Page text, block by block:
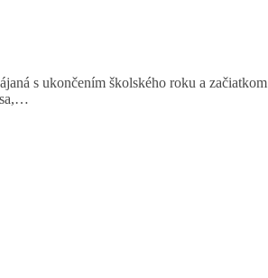
s ukončením školského roku a začiatkom
sa,…